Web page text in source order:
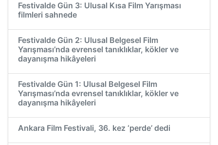
Festivalde Gün 3: Ulusal Kısa Film Yarışması
filmleri sahnede
Festivalde Gün 2: Ulusal Belgesel Film
Yarışması’nda evrensel tanıklıklar, kökler ve
dayanışma hikâyeleri
Festivalde Gün 1: Ulusal Belgesel Film
Yarışması’nda evrensel tanıklıklar, kökler ve
dayanışma hikâyeleri
Ankara Film Festivali, 36. kez ‘perde’ dedi